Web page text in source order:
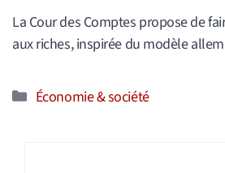
La Cour des Comptes propose de
aux riches, inspirée du modèle
Catégories
Économie & société